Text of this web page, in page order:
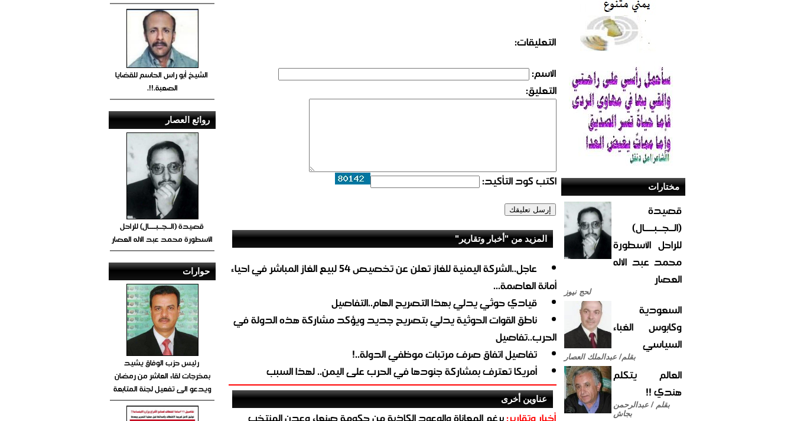
مختارات
قصيدة
(الــجــبــــال)
للراحل الأسطورة
محمد عبد الاله
العصار
لحج نيوز
السعودية
وكابوس الغباء
السياسي
بقلم/ عبدالملك العصار
العالم يتكلم
هندي !!
بقلم / عبدالرحمن
بجاش
التعليقات:
الاسم:
التعليق:
اكتب كود التأكيد:
المزيد من "أخبار وتقارير"
عاجل..الشركة اليمنية للغاز تعلن عن تخصيص 54 لبيع الغاز المباشر في احياء
أمانة العاصمة...
قيادي حوثي يدلي بهذا التصريح الهام..التفاصيل
ناطق القوات الحوثية يدلي بتصريح جديد ويؤكد مشاركة هذه الدولة في
الحرب..تفاصيل
تفاصيل اتفاق صرف مرتبات موظفي الدولة..!
أمريكا تعترف بمشاركة جنودها في الحرب على اليمن.. لهذا السبب
عناوين أخرى
الشيخ أبو راس الحاسم للقضايا
الصعبة.!!.
روائع العصار
قصيدة (الــجــبــــال) للراحل
الأسطورة محمد عبد الاله العصار
حوارات
رئيس حزب الوفاق يشيد
بمخرجات لقاء العاشر من رمضان
ويدعو الى تفعيل لجنة المتابعة